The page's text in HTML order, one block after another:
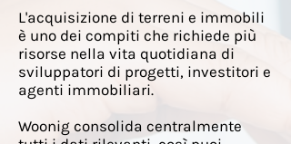
L'acquisizione di terreni e immobili
è uno dei compiti che richiede più
risorse nella vita quotidiana di
sviluppatori di progetti, investitori e
agenti immobiliari.
Woonig consolida centralmente